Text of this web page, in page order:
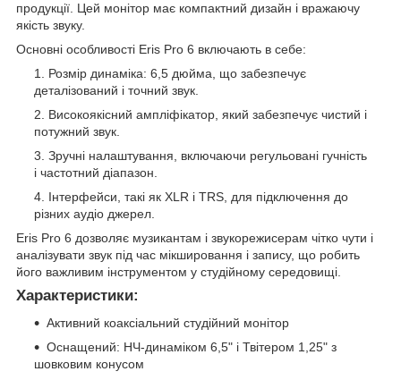
продукції. Цей монітор має компактний дизайн і вражаючу
якість звуку.
Основні особливості Eris Pro 6 включають в себе:
Розмір динаміка: 6,5 дюйма, що забезпечує
деталізований і точний звук.
Високоякісний ампліфікатор, який забезпечує чистий і
потужний звук.
Зручні налаштування, включаючи регульовані гучність
і частотний діапазон.
Інтерфейси, такі як XLR і TRS, для підключення до
різних аудіо джерел.
Eris Pro 6 дозволяє музикантам і звукорежисерам чітко чути і
аналізувати звук під час мікшировання і запису, що робить
його важливим інструментом у студійному середовищі.
Характеристики:
Активний коаксіальний студійний монітор
Оснащений: НЧ-динаміком 6,5" і Твітером 1,25" з
шовковим конусом